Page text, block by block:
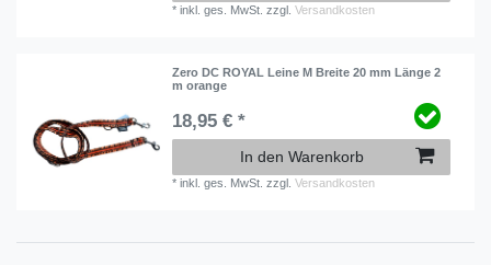
*inkl. ges. MwSt. zzgl.Versandkosten
Zero DC ROYAL Leine M Breite 20 mm Länge 2
m orange
18,95 € *
In den Warenkorb
*inkl. ges. MwSt. zzgl.Versandkosten